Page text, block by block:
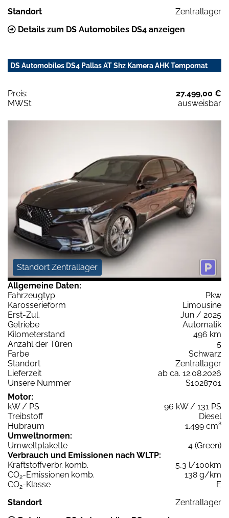
Standort
Zentrallager
Details zum DS Automobiles DS4 anzeigen
DS Automobiles DS4 Pallas AT Shz Kamera AHK Tempomat
Preis:
27.499,00 €
MWSt:
ausweisbar
Standort Zentrallager
Allgemeine Daten:
Fahrzeugtyp
Pkw
Karosserieform
Limousine
Erst-Zul.
Jun / 2025
Getriebe
Automatik
Kilometerstand
496 km
Anzahl der Türen
5
Farbe
Schwarz
Standort
Zentrallager
Lieferzeit
ab ca. 12.08.2026
Unsere Nummer
S1028701
Motor:
kW / PS
96 kW / 131 PS
Treibstoff
Diesel
Hubraum
1.499 cm³
Umweltnormen:
Umweltplakette
4 (Green)
Verbrauch und Emissionen nach WLTP:
Kraftstoffverbr. komb.
5,3 l/100km
CO2-Emissionen komb.
138 g/km
CO2-Klasse
E
Standort
Zentrallager